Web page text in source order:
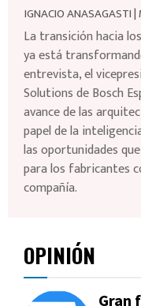
IGNACIO ANASAGASTI|
La transición hacia
ya está
entrevista, el
Solutions de Bosch
avance de las
papel de la
las oportunidades
para los fabricantes
compañía.
OPINIÓN
Gran